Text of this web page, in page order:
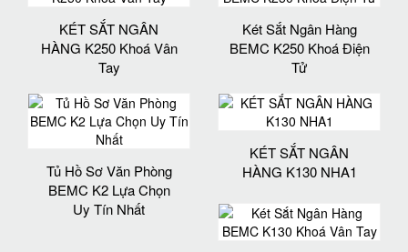
KÉT SẮT NGÂN
HÀNG K250 Khoá Vân
Tay
Két Sắt Ngân Hàng
BEMC K250 Khoá Điện
Tử
Tủ Hồ Sơ Văn Phòng
BEMC K2 Lựa Chọn
Uy Tín Nhất
KÉT SẮT NGÂN
HÀNG K130 NHA1